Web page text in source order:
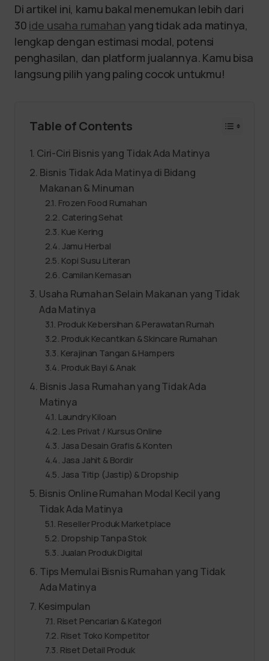
Di artikel ini, kamu bakal menemukan lebih dari
30 ide usaha rumahan yang tidak ada matinya,
lengkap dengan estimasi modal, potensi
penghasilan, dan platform jualannya. Kamu bisa
langsung pilih yang paling cocok untukmu!
Table of Contents
Ciri-Ciri Bisnis yang Tidak Ada Matinya
Bisnis Tidak Ada Matinya di Bidang
Makanan & Minuman
Frozen Food Rumahan
Catering Sehat
Kue Kering
Jamu Herbal
Kopi Susu Literan
Camilan Kemasan
Usaha Rumahan Selain Makanan yang Tidak
Ada Matinya
Produk Kebersihan & Perawatan Rumah
Produk Kecantikan & Skincare Rumahan
Kerajinan Tangan & Hampers
Produk Bayi & Anak
Bisnis Jasa Rumahan yang Tidak Ada
Matinya
Laundry Kiloan
Les Privat / Kursus Online
Jasa Desain Grafis & Konten
Jasa Jahit & Bordir
Jasa Titip (Jastip) & Dropship
Bisnis Online Rumahan Modal Kecil yang
Tidak Ada Matinya
Reseller Produk Marketplace
Dropship Tanpa Stok
Jualan Produk Digital
Tips Memulai Bisnis Rumahan yang Tidak
Ada Matinya
Kesimpulan
Riset Pencarian & Kategori
Riset Toko Kompetitor
Riset Detail Produk